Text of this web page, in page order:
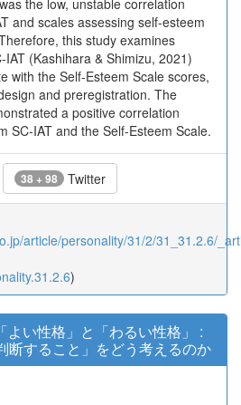
the low, unstable correlation
and scales assessing self-esteem
this study examines
(Kashihara & Shimizu, 2021)
with the Self-Esteem Scale scores,
and preregistration. The
a positive correlation
SC-IAT and the Self-Esteem Scale.
38 + 98 Twitter
article/personality/31/2/31_31.2.6/
)
「よい性格」と「わるい性格」 :
断すること」をどう考えるのか